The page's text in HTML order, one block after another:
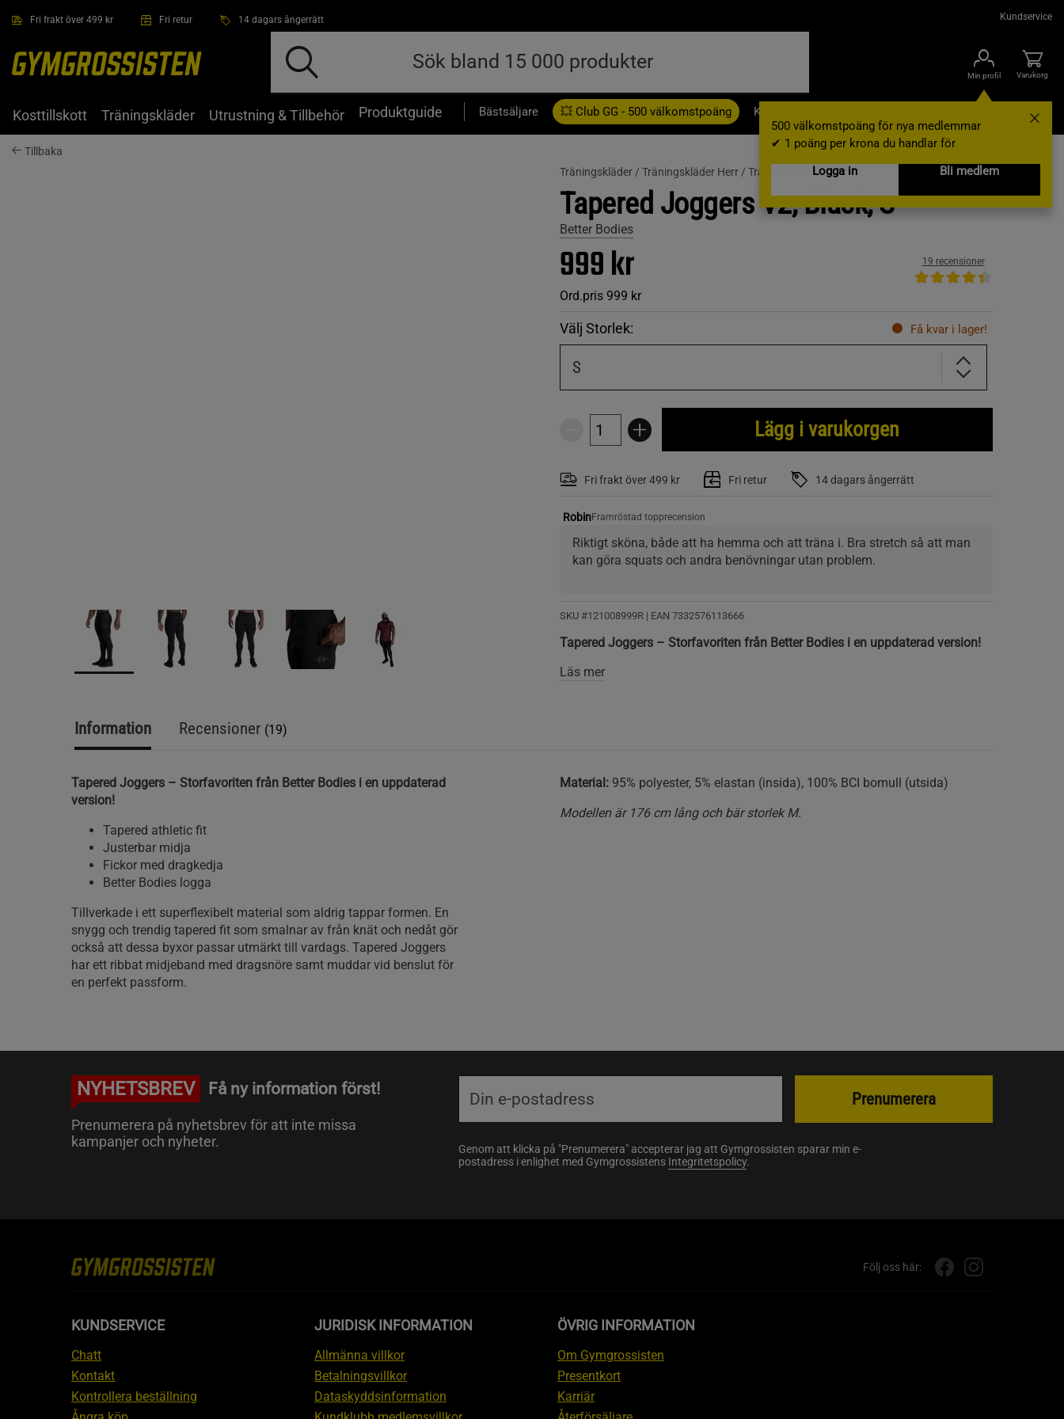
Fri frakt över 499 kr Fri retur 14 dagars ångerrätt Kundservice
Min profil
500 välkomstpoäng för nya medlemmar
✔ 1 poäng per krona du handlar för
Logga in
Bli medlem
Varukorg
Kosttillskott Träningskläder Utrustning & Tillbehör Produktguide Bästsäljare 💥 Club GG - 500 välkomstpoäng Kampanjer
Tillbaka
Träningskläder / Träningskläder Herr / Träningsbyxor
Tapered Joggers V2, Black, S
Better Bodies
999 kr
Ord.pris 999 kr
19 recensioner
Välj Storlek: Få kvar i lager!
S
Lägg i varukorgen
Fri frakt över 499 kr Fri retur 14 dagars ångerrätt
RobinFramröstad topprecension
Riktigt sköna, både att ha hemma och att träna i. Bra stretch så att man
kan göra squats och andra benövningar utan problem.
SKU #121008999R | EAN 7332576113666
Tapered Joggers – Storfavoriten från Better Bodies i en uppdaterad version!
Läs mer
Information Recensioner (19)
Tapered Joggers – Storfavoriten från Better Bodies i en uppdaterad
version!
Tapered athletic fit
Justerbar midja
Fickor med dragkedja
Better Bodies logga
Tillverkade i ett superflexibelt material som aldrig tappar formen. En
snygg och trendig tapered fit som smalnar av från knät och nedåt gör
också att dessa byxor passar utmärkt till vardags. Tapered Joggers
har ett ribbat midjeband med dragsnöre samt muddar vid benslut för
en perfekt passform.
Material:95% polyester, 5% elastan (insida), 100% BCI bomull (utsida)
Modellen är 176 cm lång och bär storlek M.
NYHETSBREV Få ny information först!
Prenumerera på nyhetsbrev för att inte missa
kampanjer och nyheter.
Genom att klicka på "Prenumerera" accepterar jag att Gymgrossisten sparar min e-
postadress i enlighet med Gymgrossistens Integritetspolicy.
Prenumerera
Följ oss här:
KUNDSERVICE
Chatt
Kontakt
Kontrollera beställning
JURIDISK INFORMATION
Allmänna villkor
Betalningsvillkor
Dataskyddsinformation
ÖVRIG INFORMATION
Om Gymgrossisten
Presentkort
Karriär